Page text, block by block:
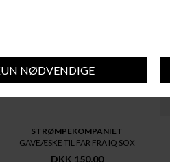
STRØMPEKOMPANIET
GAVEÆSKE TIL FAR FRA IQ SOX
DKK 150,00